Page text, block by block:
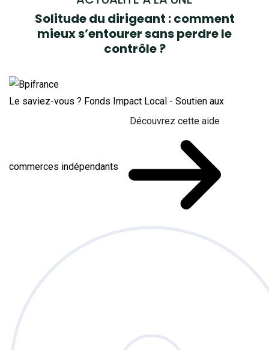
Solitude du dirigeant : comment
mieux s’entourer sans perdre le
contrôle ?
Le saviez-vous ? Fonds Impact Local - Soutien aux
commerces indépendants
Découvrez cette aide